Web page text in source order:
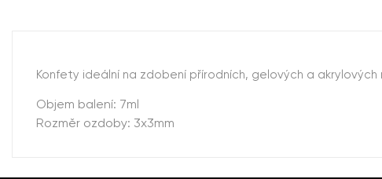
Konfety ideální na zdobení přírodních, gelových a
Objem balení: 7ml
Rozměr ozdoby: 3x3mm